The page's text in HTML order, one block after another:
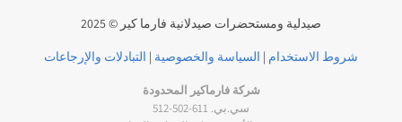
صيدلية ومستحضرات صيدلانية فارما كير © 2025
شروط الاستخدام | السياسة والخصوصية | التبادلات والإرجاعات
شركة فارماكير المحدودة
سي.بي. 611-502-512